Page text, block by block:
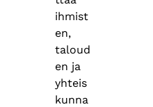
ihmist
en,
taloud
en ja
yhteis
kunna